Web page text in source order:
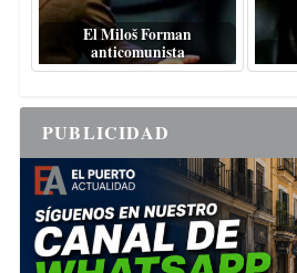
El Miloš Forman
anticomunista
PUBLICIDAD